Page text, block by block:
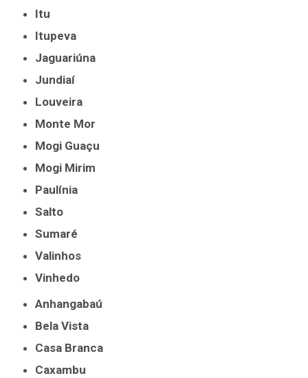
Itu
Itupeva
Jaguariúna
Jundiaí
Louveira
Monte Mor
Mogi Guaçu
Mogi Mirim
Paulínia
Salto
Sumaré
Valinhos
Vinhedo
Anhangabaú
Bela Vista
Casa Branca
Caxambu